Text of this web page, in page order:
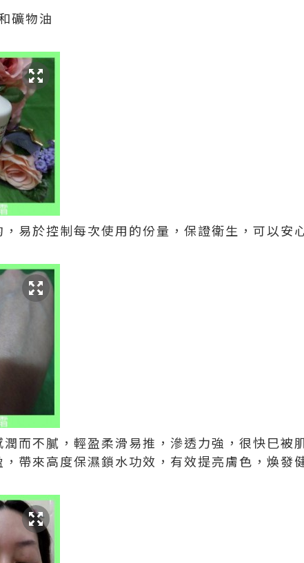
礦物油
，易於控制每次使用的份量，保證衛生，可以安
而不膩，輕盈柔滑易推，滲透力強，很快巳被
帶來高度保濕鎖水功效，有效提亮膚色，煥發